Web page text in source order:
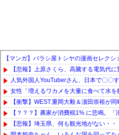
【マンガ】バラシ屋トシヤの漫画セレクシ
【悲報】上原さくら、高騰する電気代
人気外国人YouTuberさん、日本で〇〇
女性「増えるワカメを大量に食べて水
【衝撃】WEST.重岡大毅＆濵田崇裕が
【？？？】農家が消費税1% に悲鳴。
【悲報】埼玉県、何も観光地がない・・